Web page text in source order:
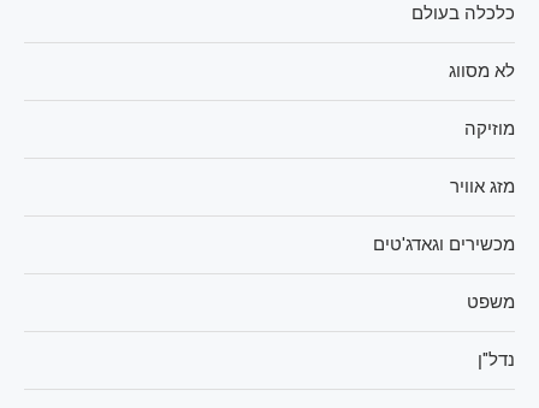
כלכלה בעולם
לא מסווג
מוזיקה
מזג אוויר
מכשירים וגאדג'טים
משפט
נדל"ן